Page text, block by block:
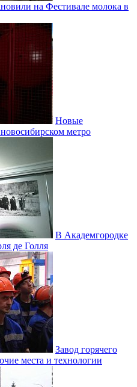
на Фестивале молока в
Новые
метро
В Академгородке
де Голля
Завод горячего
места и технологии